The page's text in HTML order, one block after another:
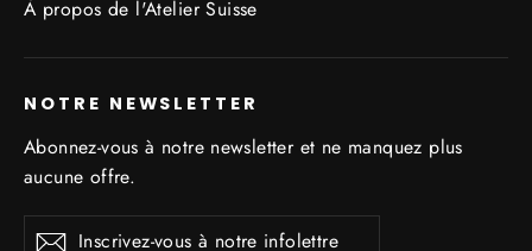
À propos de l'Atelier Suisse
NOTRE NEWSLETTER
Abonnez-vous à notre newsletter et ne manquez plus
aucune offre.
Inscrivez-
S'inscrireS'inscrire